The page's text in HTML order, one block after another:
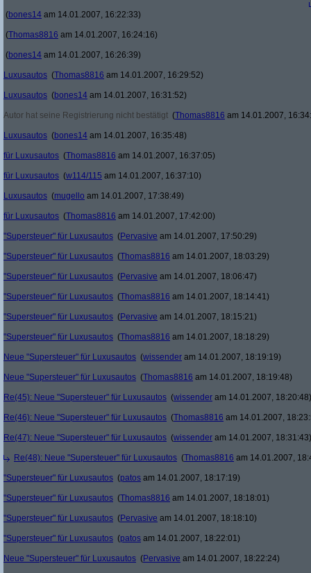
(bones14 am 14.01.2007, 16:22:33)
(Thomas8816 am 14.01.2007, 16:24:16)
(bones14 am 14.01.2007, 16:26:39)
Luxusautos (Thomas8816 am 14.01.2007, 16:29:52)
Luxusautos (bones14 am 14.01.2007, 16:31:52)
Autor hat seine Registrierung nicht bestätigt (Thomas8816 am 14.01.2007,
Luxusautos (bones14 am 14.01.2007, 16:35:48)
für Luxusautos (Thomas8816 am 14.01.2007, 16:37:05)
für Luxusautos (w114/115 am 14.01.2007, 16:37:10)
Luxusautos (mugello am 14.01.2007, 17:38:49)
für Luxusautos (Thomas8816 am 14.01.2007, 17:42:00)
"Supersteuer" für Luxusautos (Pervasive am 14.01.2007, 17:50:29)
"Supersteuer" für Luxusautos (Thomas8816 am 14.01.2007, 18:03:29)
"Supersteuer" für Luxusautos (Pervasive am 14.01.2007, 18:06:47)
"Supersteuer" für Luxusautos (Thomas8816 am 14.01.2007, 18:14:41)
"Supersteuer" für Luxusautos (Pervasive am 14.01.2007, 18:15:21)
"Supersteuer" für Luxusautos (Thomas8816 am 14.01.2007, 18:18:29)
Neue "Supersteuer" für Luxusautos (wissender am 14.01.2007, 18:19:19)
Neue "Supersteuer" für Luxusautos (Thomas8816 am 14.01.2007, 18:19:48)
Re(45): Neue "Supersteuer" für Luxusautos (wissender am 14.01.2007, 18:20:48)
Re(46): Neue "Supersteuer" für Luxusautos (Thomas8816 am 14.01.2007,
Re(47): Neue "Supersteuer" für Luxusautos (wissender am 14.01.2007, 18:31:43)
Re(48): Neue "Supersteuer" für Luxusautos (Thomas8816 am 14.01.2007,
"Supersteuer" für Luxusautos (patos am 14.01.2007, 18:17:19)
"Supersteuer" für Luxusautos (Thomas8816 am 14.01.2007, 18:18:01)
"Supersteuer" für Luxusautos (Pervasive am 14.01.2007, 18:18:10)
"Supersteuer" für Luxusautos (patos am 14.01.2007, 18:22:01)
Neue "Supersteuer" für Luxusautos (Pervasive am 14.01.2007, 18:22:24)